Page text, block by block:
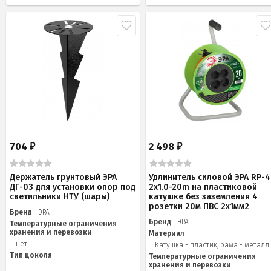
704 ₽
Держатель грунтовый ЭРА
ДГ-03 для установки опор под
светильники НТУ (шары)
Бренд
ЭРА
Температурные ограничения
хранения и перевозки
нет
Тип цоколя
-
2 498₽
Удлинитель силовой ЭРА RP-
2x1.0-20m на пластиковой
катушке без заземления 4
розетки 20м ПВС 2х1мм2
Бренд
ЭРА
Материал
Катушка - пластик, рама - металл
Температурные ограничения
хранения и перевозки